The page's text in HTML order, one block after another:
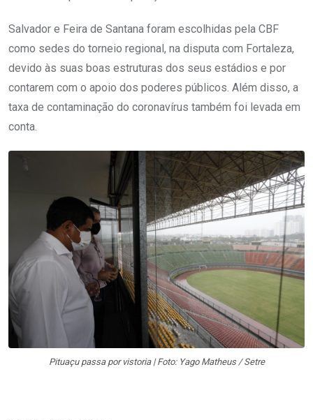
Salvador e Feira de Santana foram escolhidas pela CBF
como sedes do torneio regional, na disputa com Fortaleza,
devido às suas boas estruturas dos seus estádios e por
contarem com o apoio dos poderes públicos. Além disso, a
taxa de contaminação do coronavírus também foi levada em
conta.
Pituaçu passa por vistoria | Foto: Yago Matheus / Setre